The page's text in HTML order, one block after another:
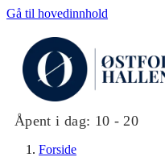
Gå til hovedinnhold
Åpent i dag: 10 - 20
Forside